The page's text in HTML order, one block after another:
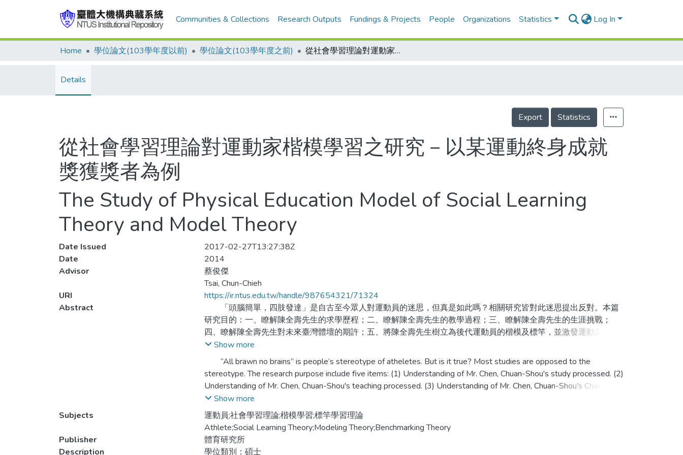
Communities & Collections Research Outputs Fundings & Projects People Organizations Statistics Log In
Home 學位論文(103學年度以前) 學位論文(103學年度之前) 從社會學習理論對運動家楷模學習之研究－以某運動終身成就獎獲獎者為例
Details
Export Statistics
從社會學習理論對運動家楷模學習之研究－以某運動終身成就
獎獲獎者為例
The Study of Physical Education Model of Social Learning
Theory and Model Theory
Date Issued
2017-02-27T13:27:38Z
Date
2014
Advisor
蔡俊傑
Tsai, Chun-Chieh
URI
https://ir.ntus.edu.tw/handle/987654321/71324
Abstract
「頭腦簡單，四肢發達」是自古至今眾人對運動員的迷思，但真是如此嗎？相關研究皆對此迷思提出反對。本篇
研究目的：一、瞭解陳全壽先生的求學歷程；二、瞭解陳全壽先生的教學過程；三、瞭解陳全壽先生的生涯挑戰；
四、瞭解陳全壽先生對未來臺灣體壇的期許；五、將陳全壽先生樹立為後代運動員的楷模及標竿，並激發運動員破除
刻板印象。本篇研究以社會學習理論運用較多，其次為楷模學習及標竿學習。研究方法以半結構式訪談為基礎，相關
網路資訊、書籍為輔。研究對象為運動終身成就獎獲獎者陳全壽先生為例，以其求學經歷與對臺灣運動員的期許為
主。本研究結果經過分析並歸納其特質及要點給予運動員一個標竿進而去模仿與學習。運動員要免落入於「頭腦簡
單、四肢發達」這迷思，就必須自我改變。
Show more
“All brawn no brains” is people’s stereotype of atheletes. But is it true? Most studies are opposed to the
stereotype. The research purpose include five items: (1) Understanding of Mr. Chen, Chuan-Shou's study processed. (2)
Understanding of Mr. Chen, Chuan-Shou's teaching processed. (3) Understanding of Mr. Chen, Chuan-Shou's Challenge
of in his life.(4)Understanding of Mr. Chen, Chuan-Shou expectation to Taiwan for Athlete's future.(5) Building a Model
of sport, and broken the stereotype. Three theory in the study: (1) Social Learning Theory. (2) Modeling Theory. (3)
Benchmarking Theory. Study method is a case of study of Mr. Chen, Chuan-Shou who get the "Elite Award", Semi-
structured interview and other information to support. The results include some characteristic and more key point to
athlete to follow it, and change his or her think and pick them to the top to broken the bad stereotype of atheletes.
Show more
Subjects
運動員;社會學習理論;楷模學習;標竿學習理論
Athlete;Social Learning Theory;Modeling Theory;Benchmarking Theory
Publisher
體育研究所
Description
學位類別：碩士